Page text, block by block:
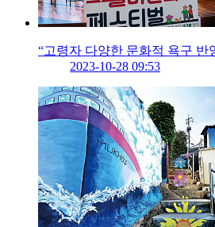
“고령자 다양한 문화적 욕구 반
2023-10-28 09:53